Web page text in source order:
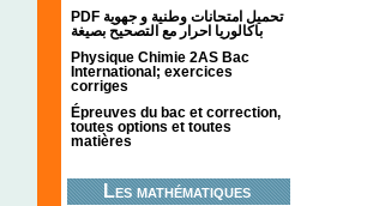
PDF تحميل امتحانات وطنية و جهوية
باكالوريا احرار مع التصحيح بصيغة
Physique Chimie 2AS Bac
International; exercices
corriges
Épreuves du bac et correction,
toutes options et toutes
matières
Les mathématiques